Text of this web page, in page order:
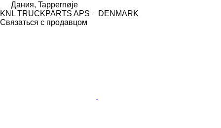
Дания, Tappernøje
KNL TRUCKPARTS APS – DENMARK
Связаться с продавцом